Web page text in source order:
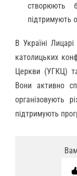
створюють
підтримують
В Україні
католицьких
Церкви (УГКЦ)
Вони активно
організовують
підтримують